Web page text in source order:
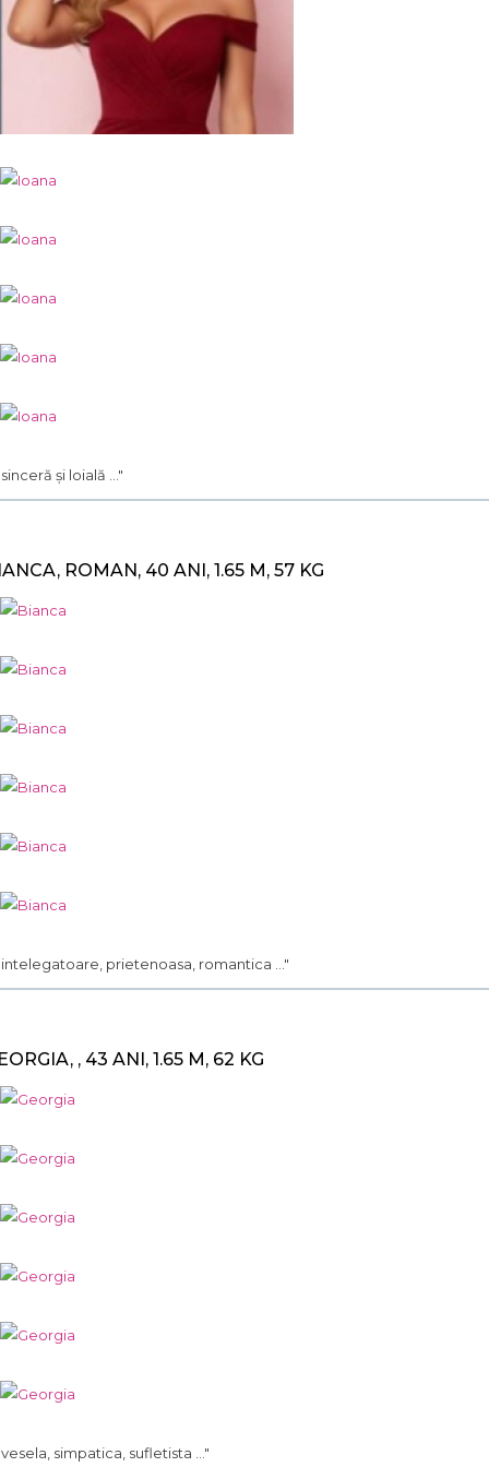
sinceră și loială ..."
ROMAN, 40 ANI, 1.65 M, 57 KG
intelegatoare, prietenoasa, romantica ..."
, 43 ANI, 1.65 M, 62 KG
vesela, simpatica, sufletista ..."